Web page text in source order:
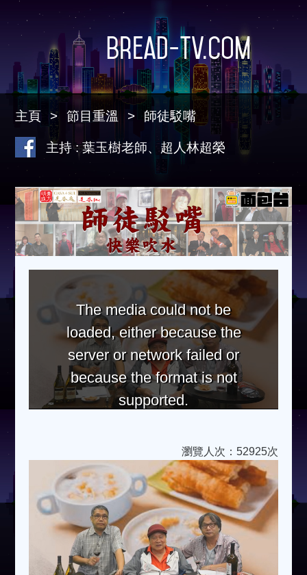
Bread-TV.com
主頁 節目重溫 師徒駁嘴
主持 : 葉玉樹老師、超人林超榮
The media could not be
loaded, either because the
server or network failed or
because the format is not
supported.
瀏覽人次：52925次